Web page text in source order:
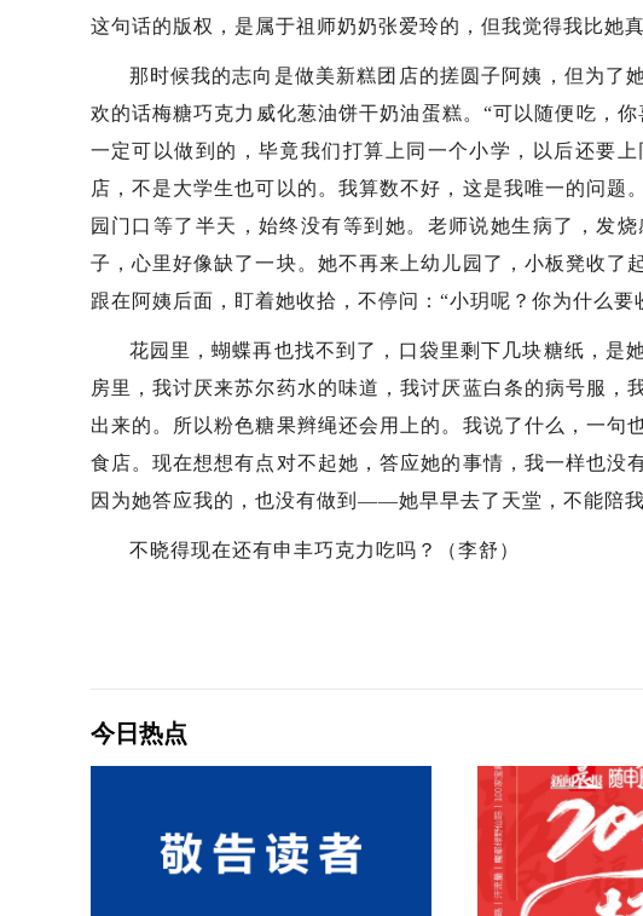
这句话的版权，是属于祖师奶奶张爱玲的，但我觉得我比她真
那时候我的志向是做美新糕团店的搓圆子阿姨，但为了
欢的话梅糖巧克力威化葱油饼干奶油蛋糕。“可以随便吃，
一定可以做到的，毕竟我们打算上同一个小学，以后还要
店，不是大学生也可以的。我算数不好，这是我唯一的问
园门口等了半天，始终没有等到她。老师说她生病了，发
子，心里好像缺了一块。她不再来上幼儿园了，小板凳收
跟在阿姨后面，盯着她收拾，不停问：“小玥呢？你为什么要
花园里，蝴蝶再也找不到了，口袋里剩下几块糖纸，是
房里，我讨厌来苏尔药水的味道，我讨厌蓝白条的病号服
出来的。所以粉色糖果辫绳还会用上的。我说了什么，一
食店。现在想想有点对不起她，答应她的事情，我一样也没
因为她答应我的，也没有做到——她早早去了天堂，不能陪我
不晓得现在还有申丰巧克力吃吗？（李舒）
今日热点